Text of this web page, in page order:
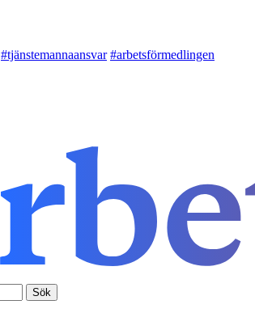
#tjänstemannaansvar #arbetsförmedlingen
Sök